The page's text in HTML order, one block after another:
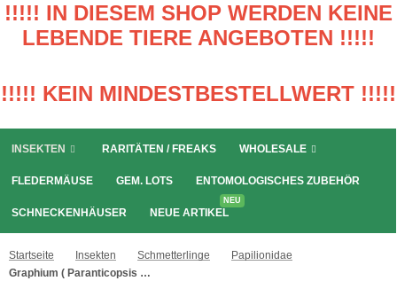
!!!!! IN DIESEM SHOP WERDEN KEINE
LEBENDE TIERE ANGEBOTEN !!!!!
!!!!! KEIN MINDESTBESTELLWERT !!!!!
INSEKTEN RARITÄTEN / FREAKS WHOLESALE
FLEDERMÄUSE GEM. LOTS ENTOMOLOGISCHES ZUBEHÖR
SCHNECKENHÄUSER NEUE ARTIKEL
NEU
Startseite Insekten Schmetterlinge
Papilionidae
Graphium ( Paranticopsis ) macareus